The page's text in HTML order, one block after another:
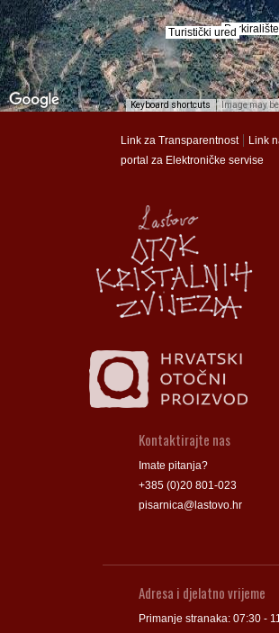
Turistički uredParkiralište
Groblje
Turistički uredParkiralište
Groblje
Keyboard shortcuts Image may
Link za Transparentnost| Link
portal za Elektroničke servise
Kontaktirajte nas
Imate pitanja?
+385 (0)20 801-023
pisarnica@lastovo.hr
Adresa i djelatno vrijeme
Primanje stranaka: 07:30 -